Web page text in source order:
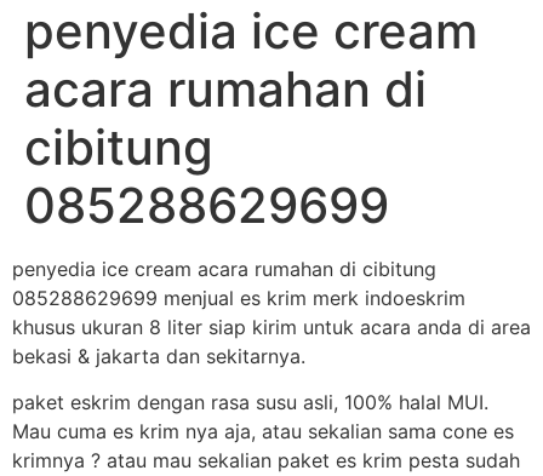
penyedia ice cream
acara rumahan di
cibitung
085288629699
penyedia ice cream acara rumahan di cibitung
085288629699 menjual es krim merk indoeskrim
khusus ukuran 8 liter siap kirim untuk acara anda di area
bekasi & jakarta dan sekitarnya.
paket eskrim dengan rasa susu asli, 100% halal MUI.
Mau cuma es krim nya aja, atau sekalian sama cone es
krimnya ? atau mau sekalian paket es krim pesta sudah